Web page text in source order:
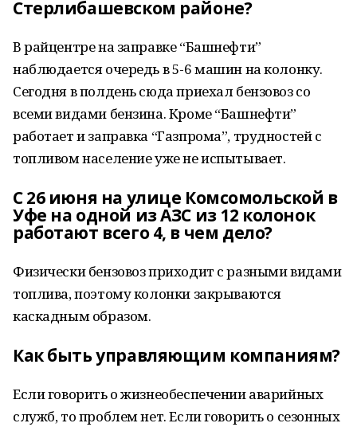
Стерлибашевском районе?
В райцентре на заправке “Башнефти”
наблюдается очередь в 5-6 машин на колонку.
Сегодня в полдень сюда приехал бензовоз со
всеми видами бензина. Кроме “Башнефти”
работает и заправка “Газпрома”, трудностей с
топливом население уже не испытывает.
С 26 июня на улице Комсомольской в
Уфе на одной из АЗС из 12 колонок
работают всего 4, в чем дело?
Физически бензовоз приходит с разными видами
топлива, поэтому колонки закрываются
каскадным образом.
Как быть управляющим компаниям?
Если говорить о жизнеобеспечении аварийных
служб, то проблем нет. Если говорить о сезонных